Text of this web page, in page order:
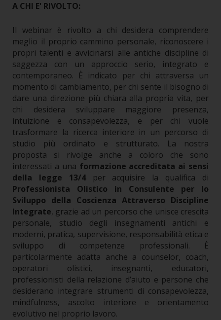
A CHI E' RIVOLTO:
Il webinar è rivolto a chi desidera comprendere
meglio il proprio cammino personale, riconoscere i
propri talenti e avvicinarsi alle antiche discipline di
saggezza con un approccio serio, integrato e
contemporaneo. È indicato per chi attraversa un
momento di cambiamento, per chi sente il bisogno di
dare una direzione più chiara alla propria vita, per
chi desidera sviluppare maggiore presenza,
intuizione e consapevolezza, e per chi vuole
trasformare la ricerca interiore in un percorso di
studio più ordinato e strutturato. La nostra
proposta si rivolge anche a coloro che sono
interessati a una formazione accreditata ai sensi
della legge 13/4per acquisire la qualifica di
Professionista Olistico in Consulente per lo
Sviluppo della Coscienza Attraverso Discipline
Integrate, grazie ad un percorso che unisce crescita
personale, studio degli insegnamenti antichi e
moderni, pratica, supervisione, responsabilità etica e
sviluppo di competenze professionali. È
particolarmente adatta anche a counselor, coach,
operatori olistici, insegnanti, educatori,
professionisti della relazione d’aiuto e persone che
desiderano integrare strumenti di consapevolezza,
mindfulness, ascolto interiore e orientamento
evolutivo nel proprio lavoro.